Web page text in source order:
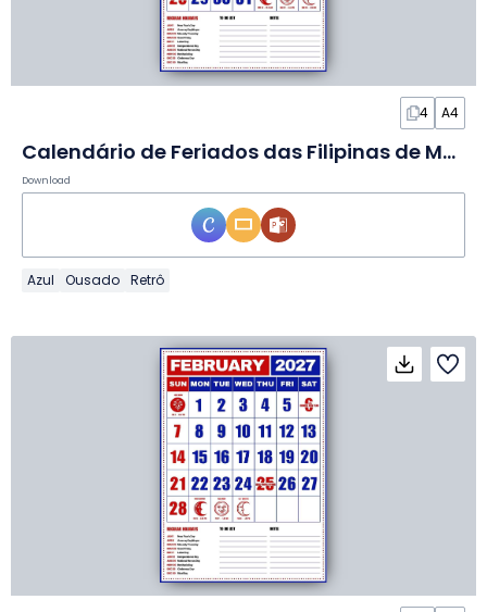
4 A4
Calendário de Feriados das Filipinas de Março de 2027 em Slides
Download
Azul Ousado Retrô